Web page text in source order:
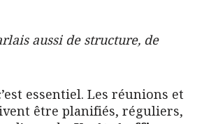
aussi de structure, de
essentiel. Les réunions et
être planifiés, réguliers,